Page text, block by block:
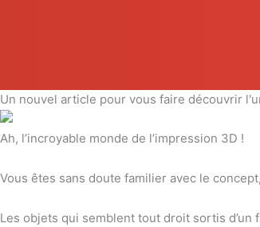
Un nouvel article pour vous faire découvrir
Ah, l’incroyable monde de l’impression 3D !
Vous êtes sans doute familier avec le
Les objets qui semblent tout droit sortis